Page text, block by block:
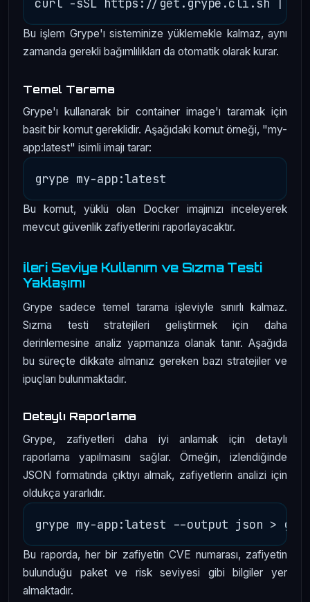
Bu işlem Grype'ı sisteminize yüklemekle kalmaz, aynı
zamanda gerekli bağımlılıkları da otomatik olarak kurar.
Temel Tarama
Grype'ı kullanarak bir container image'ı taramak için
basit bir komut gereklidir. Aşağıdaki komut örneği, "my-
app:latest" isimli imajı tarar:
Bu komut, yüklü olan Docker imajınızı inceleyerek
mevcut güvenlik zafiyetlerini raporlayacaktır.
İleri Seviye Kullanım ve Sızma Testi
Yaklaşımı
Grype sadece temel tarama işleviyle sınırlı kalmaz.
Sızma testi stratejileri geliştirmek için daha
derinlemesine analiz yapmanıza olanak tanır. Aşağıda
bu süreçte dikkate almanız gereken bazı stratejiler ve
ipuçları bulunmaktadır.
Detaylı Raporlama
Grype, zafiyetleri daha iyi anlamak için detaylı
raporlama yapılmasını sağlar. Örneğin, izlendiğinde
JSON formatında çıktıyı almak, zafiyetlerin analizi için
oldukça yararlıdır.
Bu raporda, her bir zafiyetin CVE numarası, zafiyetin
bulunduğu paket ve risk seviyesi gibi bilgiler yer
almaktadır.